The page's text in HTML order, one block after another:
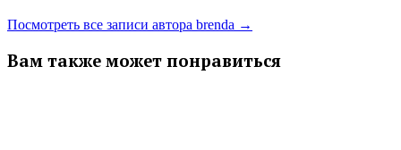
Посмотреть все записи автора brenda →
Вам также может понравиться